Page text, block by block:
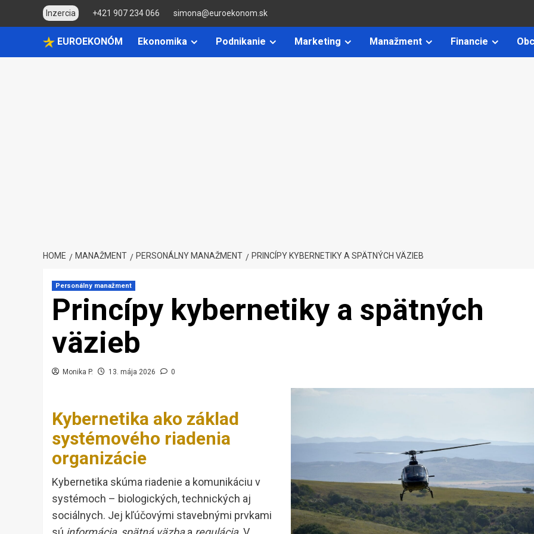
Inzercia +421 907 234 066 simona@euroekonom.sk
EUROEKONÓM Ekonomika Podnikanie Marketing Manažment Financie
HOME MANAŽMENT PERSONÁLNY MANAŽMENT PRINCÍPY KYBERNETIKY A SPÄTNÝCH VÄZIEB
Personálny manažment
Princípy kybernetiky a spätných
väzieb
Monika P. 13. mája 2026 0
Kybernetika ako základ
systémového riadenia
organizácie
Kybernetika skúma riadenie a komunikáciu v
systémoch – biologických, technických aj
sociálnych. Jej kľúčovými stavebnými prvkami